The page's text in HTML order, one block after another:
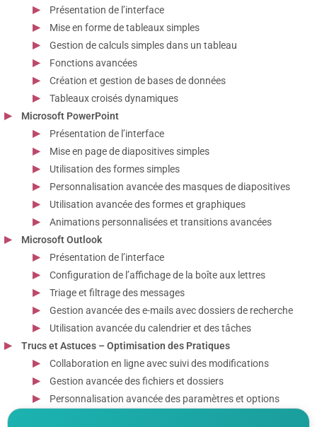
Présentation de l’interface
Mise en forme de tableaux simples
Gestion de calculs simples dans un tableau
Fonctions avancées
Création et gestion de bases de données
Tableaux croisés dynamiques
Microsoft PowerPoint
Présentation de l’interface
Mise en page de diapositives simples
Utilisation des formes simples
Personnalisation avancée des masques de diapositives
Utilisation avancée des formes et graphiques
Animations personnalisées et transitions avancées
Microsoft Outlook
Présentation de l’interface
Configuration de l’affichage de la boîte aux lettres
Triage et filtrage des messages
Gestion avancée des e-mails avec dossiers de recherche
Utilisation avancée du calendrier et des tâches
Trucs et Astuces – Optimisation des Pratiques
Collaboration en ligne avec suivi des modifications
Gestion avancée des fichiers et dossiers
Personnalisation avancée des paramètres et options